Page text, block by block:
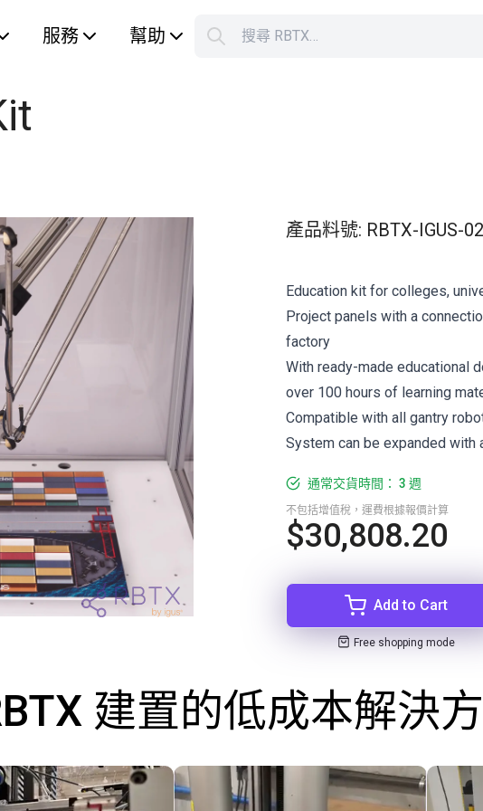
服務 幫助 搜尋 RBTX…
產品料號: RBTX-IGUS-
Education kit for colleges,
Project panels with a
factory
With ready-made educational
over 100 hours of learning
Compatible with all gantry
System can be expanded with
通常交貨時間： 3 週
$30,808.20
不包括增值稅，運費根據報價計算
Add to Cart
Free shopping mode
建置的低成本解決